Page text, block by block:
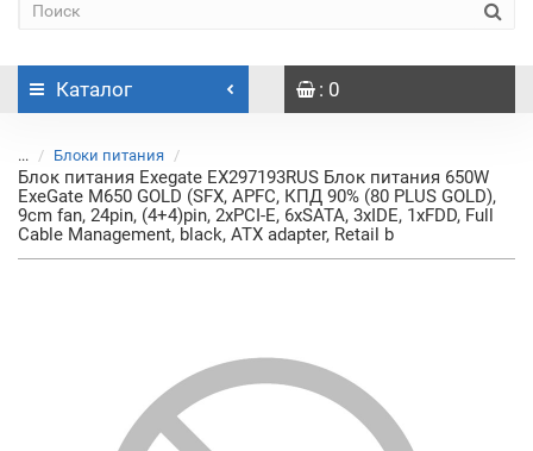
Каталог : 0
... Блоки питания
Блок питания Exegate EX297193RUS Блок питания 650W
ExeGate M650 GOLD (SFX, APFC, КПД 90% (80 PLUS GOLD),
9cm fan, 24pin, (4+4)pin, 2xPCI-E, 6xSATA, 3xIDE, 1xFDD, Full
Cable Management, black, ATX adapter, Retail b